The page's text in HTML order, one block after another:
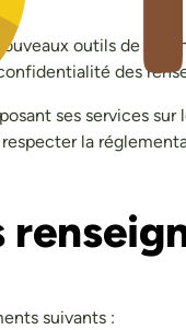
outils de
des
ses services
la
suivants :